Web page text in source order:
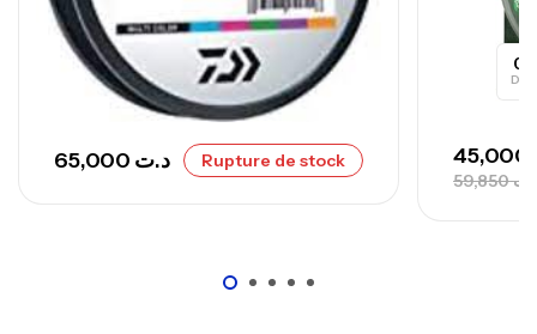
د.ت Rupture de stock
00
59,850